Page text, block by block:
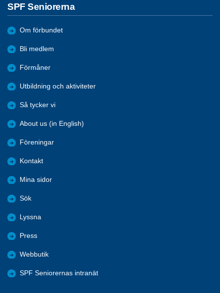
SPF Seniorerna
Om förbundet
Bli medlem
Förmåner
Utbildning och aktiviteter
Så tycker vi
About us (in English)
Föreningar
Kontakt
Mina sidor
Sök
Lyssna
Press
Webbutik
SPF Seniorernas intranät